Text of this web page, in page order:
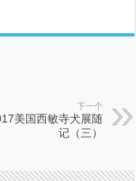
下一个
美国西敏寺犬展随
记（三）